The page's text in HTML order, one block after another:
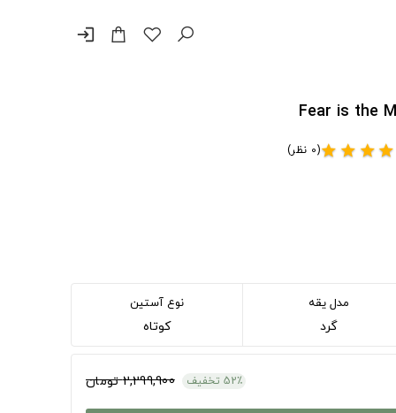
login
star
star
star
star(0 نظر)
مدل یقه
گرد
نوع آستین
کوتاه
52٪ تخفیف 2,299,900 تومان